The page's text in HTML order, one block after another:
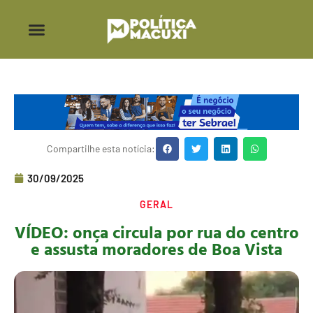
Compartilhe esta notícia:
30/09/2025
GERAL
VÍDEO: onça circula por rua do centro
e assusta moradores de Boa Vista